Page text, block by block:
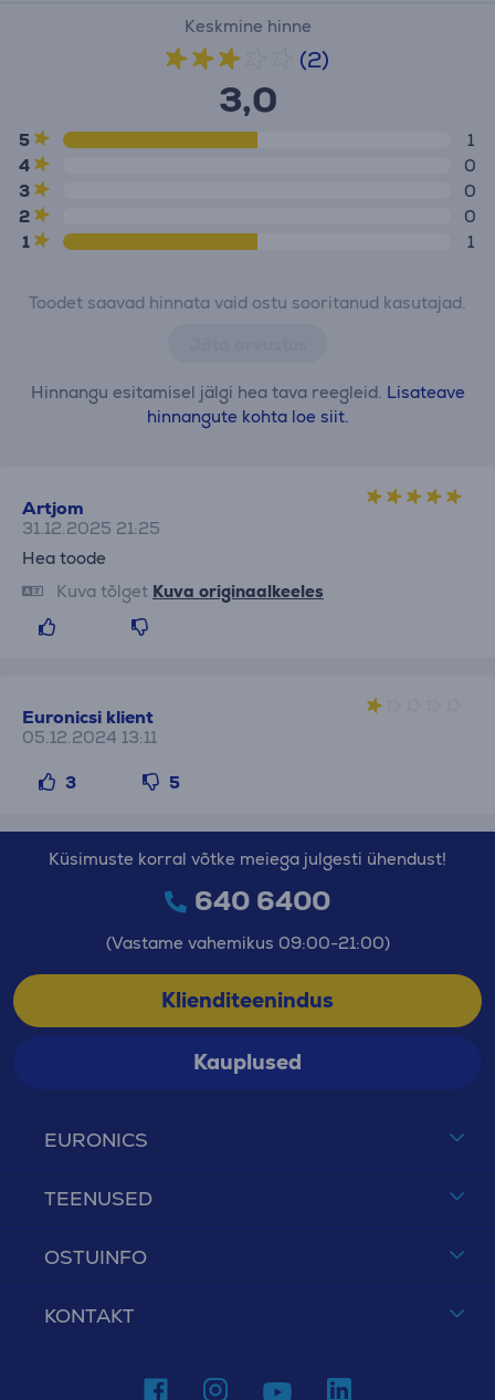
Keskmine hinne
(2)
3,0
5
1
4
0
3
0
2
0
1
1
Toodet saavad hinnata vaid ostu sooritanud kasutajad.
Hinnangu esitamisel jälgi hea tava reegleid. Lisateave
hinnangute kohta loe siit.
Artjom
31.12.2025 21:25
Hea toode
Kuva tõlget Kuva originaalkeeles
Euronicsi klient
05.12.2024 13:11
3 5
EURONICS
TEENUSED
OSTUINFO
KONTAKT
Küsimuste korral võtke meiega julgesti ühendust!
640 6400
(Vastame vahemikus 09:00-21:00)
Klienditeenindus
Kauplused